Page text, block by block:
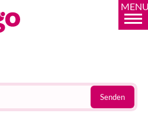
Senden